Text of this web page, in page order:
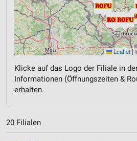
Leaflet |
Klicke auf das Logo der Filiale in
Informationen (Öffnungszeiten &
erhalten.
20 Filialen